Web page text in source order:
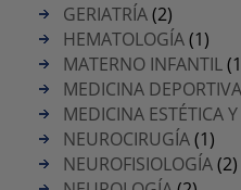
GERIATRÍA(2)
HEMATOLOGÍA(1)
MATERNO INFANTIL
MEDICINA DEPORTIVA
MEDICINA ESTÉTICA
NEUROCIRUGÍA(1)
NEUROFISIOLOGÍA(2)